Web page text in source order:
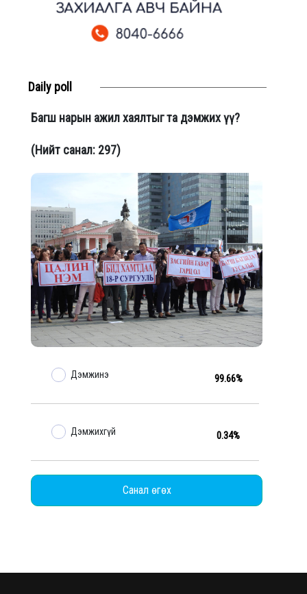
Daily poll
Багш нарын ажил хаялтыг та дэмжих үү?
(Нийт санал: 297)
Дэмжинэ 99.66%
Дэмжихгүй 0.34%
Санал өгөх